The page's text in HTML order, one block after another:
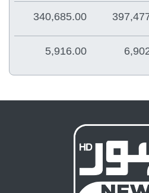
340,685.00
5,916.00